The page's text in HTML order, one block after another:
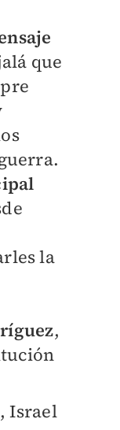
que
la
,
Israel